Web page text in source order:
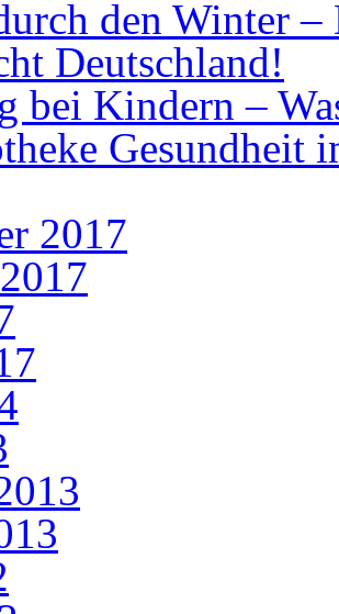
den Winter
Deutschland!
bei Kindern –
Gesundheit
2017